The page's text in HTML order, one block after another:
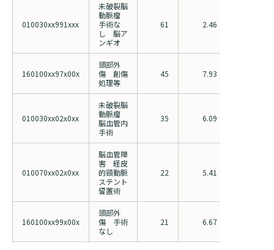
010030xx991xxx
未破裂脳
動脈瘤
手術な
し 脳ア
ンギオ
61 2.46
160100xx97x00x
頭部外
傷 創傷
処理等
45 7.93
010030xx02x0xx
未破裂脳
動脈瘤
脳血管内
手術
35 6.09
010070xx02x0xx
脳血管障
害 経皮
的頸動脈
ステント
留置術
22 5.41
160100xx99x00x
頭部外
傷 手術
なし
21 6.67